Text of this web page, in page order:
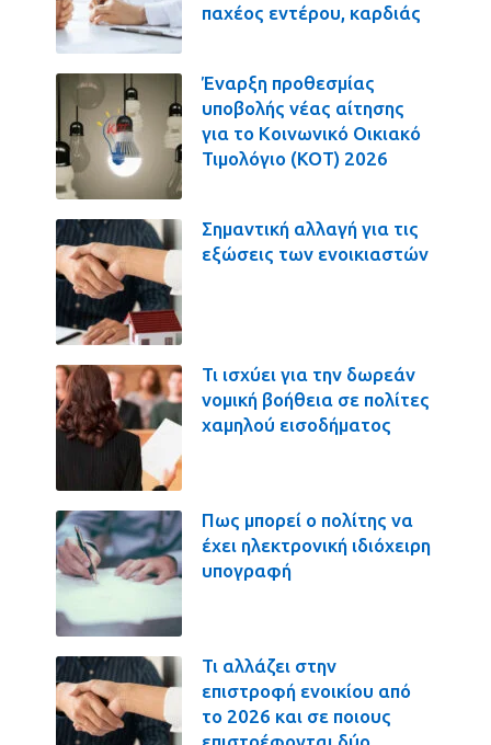
παχέος εντέρου, καρδιάς
Έναρξη προθεσμίας
υποβολής νέας αίτησης
για το Κοινωνικό Οικιακό
Τιμολόγιο (ΚΟΤ) 2026
Σημαντική αλλαγή για τις
εξώσεις των ενοικιαστών
Τι ισχύει για την δωρεάν
νομική βοήθεια σε πολίτες
χαμηλού εισοδήματος
Πως μπορεί ο πολίτης να
έχει ηλεκτρονική ιδιόχειρη
υπογραφή
Τι αλλάζει στην
επιστροφή ενοικίου από
το 2026 και σε ποιους